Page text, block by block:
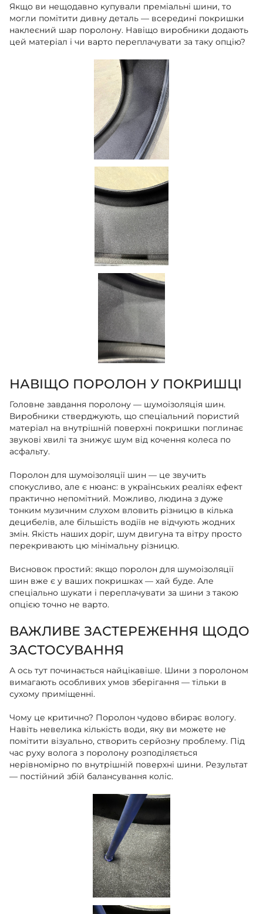
Якщо ви нещодавно купували преміальні шини, то
могли помітити дивну деталь — всередині покришки
наклеєний шар поролону. Навіщо виробники додають
цей матеріал і чи варто переплачувати за таку опцію?
НАВІЩО ПОРОЛОН У ПОКРИШЦІ
Головне завдання поролону — шумоізоляція шин.
Виробники стверджують, що спеціальний пористий
матеріал на внутрішній поверхні покришки поглинає
звукові хвилі та знижує шум від кочення колеса по
асфальту.
Поролон для шумоізоляції шин — це звучить
спокусливо, але є нюанс: в українських реаліях ефект
практично непомітний. Можливо, людина з дуже
тонким музичним слухом вловить різницю в кілька
децибелів, але більшість водіїв не відчують жодних
змін. Якість наших доріг, шум двигуна та вітру просто
перекривають цю мінімальну різницю.
Висновок простий: якщо поролон для шумоізоляції
шин вже є у ваших покришках — хай буде. Але
спеціально шукати і переплачувати за шини з такою
опцією точно не варто.
ВАЖЛИВЕ ЗАСТЕРЕЖЕННЯ ЩОДО
ЗАСТОСУВАННЯ
А ось тут починається найцікавіше. Шини з поролоном
вимагають особливих умов зберігання — тільки в
сухому приміщенні.
Чому це критично? Поролон чудово вбирає вологу.
Навіть невелика кількість води, яку ви можете не
помітити візуально, створить серйозну проблему. Під
час руху волога з поролону розподіляється
нерівномірно по внутрішній поверхні шини. Результат
— постійний збій балансування коліс.